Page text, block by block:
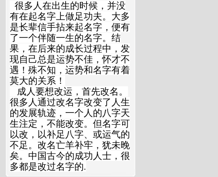
很多人在出生的时候，并没
有在起名字上做足功夫。大多
是长辈信手拈来起名字，便有
了一个伴随一生的名字。结
果，在后来的成长过程中，发
现自己总是运势不佳，怀才不
遇！殊不知，运势和名字有着
莫大的关系！
成人要想改运，首先改名。
很多人通过改名字改变了人生
的发展轨迹，一个人的八字天
生注定，不能改变。但名字可
以改，以补足八字、或运气的
不足。改名亡羊补牢，犹未晚
矣。中国古今的成功人士，很
多都是改过名字的.